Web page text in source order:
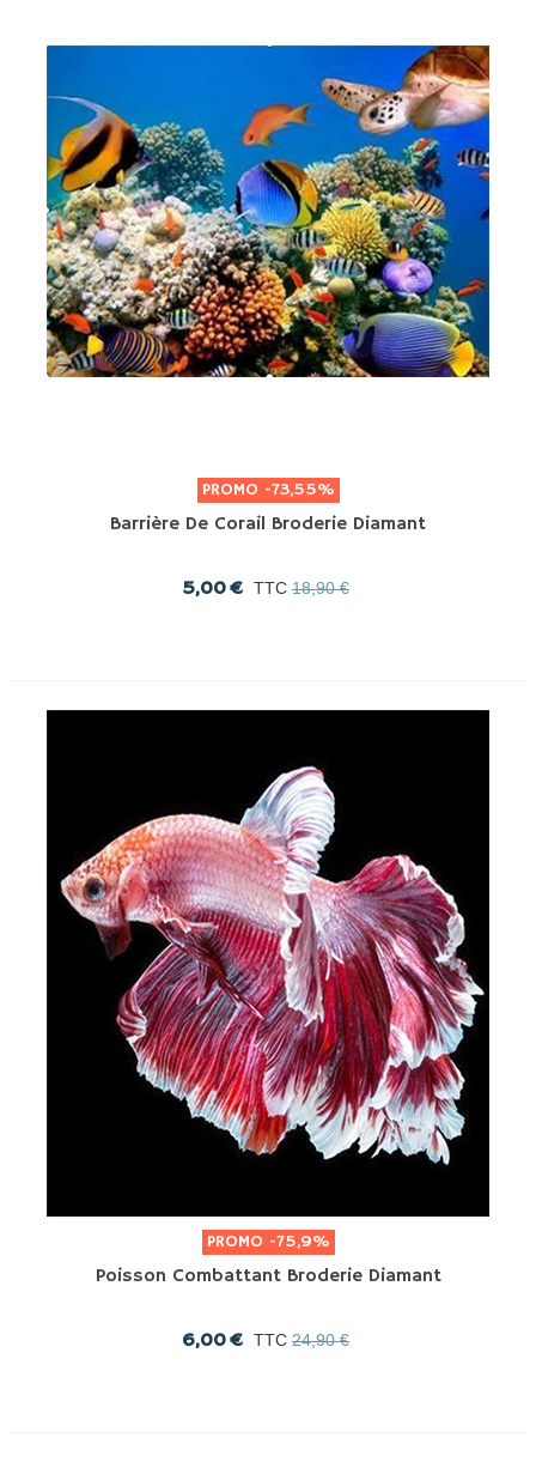
PROMO -73,55%
Barrière De Corail Broderie Diamant
5,00 € TTC 18,90 €
PROMO -75,9%
Poisson Combattant Broderie Diamant
6,00 € TTC 24,90 €